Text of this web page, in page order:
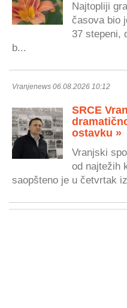
Najtopliji
časova bio
37 stepeni,
b...
Vranjenews 06.08.2026 10:12
SRCE
ostavku »
Vranjski
od najtežih
saopšteno je u četvrtak